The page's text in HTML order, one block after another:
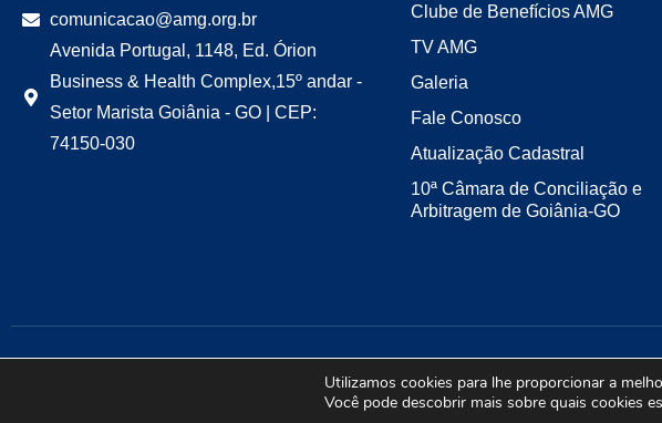
comunicacao@amg.org.br
Avenida Portugal, 1148, Ed. Órion
Business & Health Complex,15º andar -
Setor Marista Goiânia - GO | CEP:
74150-030
Clube de Benefícios AMG
TV AMG
Galeria
Fale Conosco
Atualização Cadastral
10ª Câmara de Conciliação e
Arbitragem de Goiânia-GO
Utilizamos cookies para lhe proporcionar a
Você pode descobrir mais sobre quais cookies